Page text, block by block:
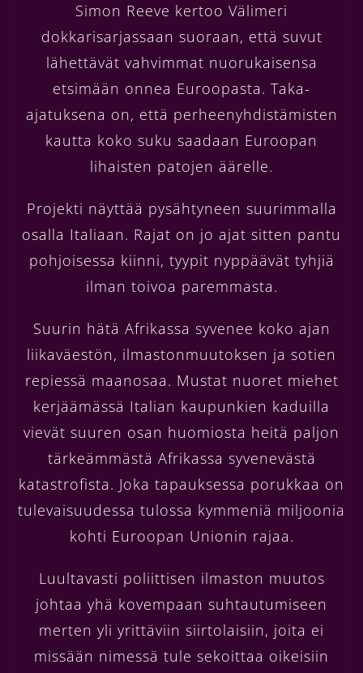
Simon Reeve kertoo Välimeri
dokkarisarjassaan suoraan, että suvut
lähettävät vahvimmat nuorukaisensa
etsimään onnea Euroopasta. Taka-
ajatuksena on, että perheenyhdistämisten
kautta koko suku saadaan Euroopan
lihaisten patojen äärelle.
Projekti näyttää pysähtyneen suurimmalla
osalla Italiaan. Rajat on jo ajat sitten pantu
pohjoisessa kiinni, tyypit nyppäävät tyhjiä
ilman toivoa paremmasta.
Suurin hätä Afrikassa syvenee koko ajan
liikaväestön, ilmastonmuutoksen ja sotien
repiessä maanosaa. Mustat nuoret miehet
kerjäämässä Italian kaupunkien kaduilla
vievät suuren osan huomiosta heitä paljon
tärkeämmästä Afrikassa syvenevästä
katastrofista. Joka tapauksessa porukkaa on
tulevaisuudessa tulossa kymmeniä miljoonia
kohti Euroopan Unionin rajaa.
Luultavasti poliittisen ilmaston muutos
johtaa yhä kovempaan suhtautumiseen
merten yli yrittäviin siirtolaisiin, joita ei
missään nimessä tule sekoittaa oikeisiin